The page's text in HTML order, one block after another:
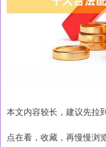
本文内容较长，建议先拉
点在看，收藏，再慢慢浏览